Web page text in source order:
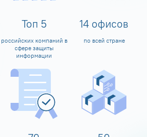
Топ 5
российских компаний в
сфере защиты
информации
14 офисов
по всей стране